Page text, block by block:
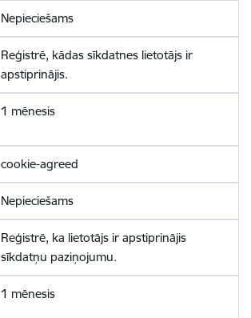
Nepieciešams
Reģistrē, kādas sīkdatnes lietotājs ir
apstiprinājis.
1 mēnesis
cookie-agreed
Nepieciešams
Reģistrē, ka lietotājs ir apstiprinājis
sīkdatņu paziņojumu.
1 mēnesis